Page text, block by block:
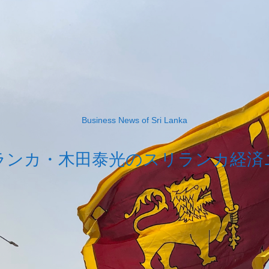
Business News of Sri Lanka
ンカ・木田泰光のスリランカ経済